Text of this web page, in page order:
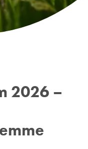
2026 –